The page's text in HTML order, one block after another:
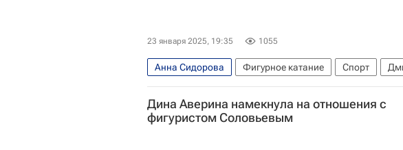
23 января 2025, 19:35 1055
Анна Сидорова Фигурное катание Спорт
Дина Аверина намекнула на отношения с
фигуристом Соловьевым